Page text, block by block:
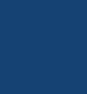
platteland. Voor